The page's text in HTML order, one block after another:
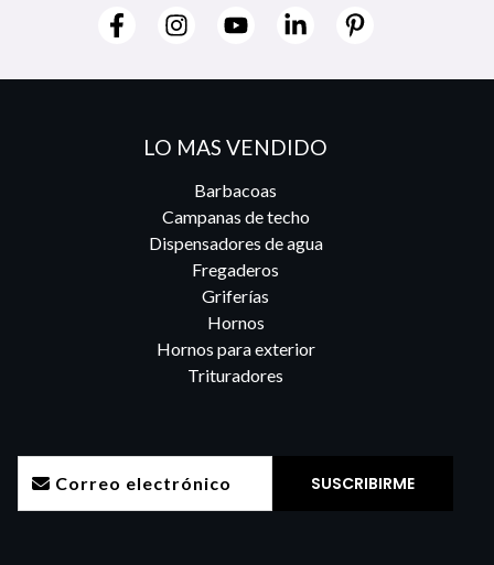
LO MAS VENDIDO
Barbacoas
Campanas de techo
Dispensadores de agua
Fregaderos
Griferías
Hornos
Hornos para exterior
Trituradores